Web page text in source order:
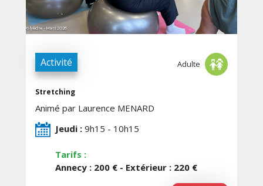
Activité Adulte
Stretching
Animé par Laurence MENARD
Jeudi : 9h15 - 10h15
Tarifs :
Annecy : 200 € - Extérieur : 220 €